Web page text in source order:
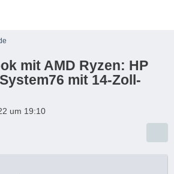
mit AMD Ryzen: HP
mit 14-Zoll-
um 19:10